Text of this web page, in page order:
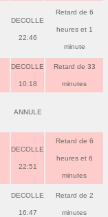
DECOLLE
22:46
Retard de 6
heures et 1
minute
DECOLLE
10:18
Retard de 33
minutes
ANNULE
DECOLLE
22:51
Retard de 6
heures et 6
minutes
DECOLLE
16:47
Retard de 2
minutes